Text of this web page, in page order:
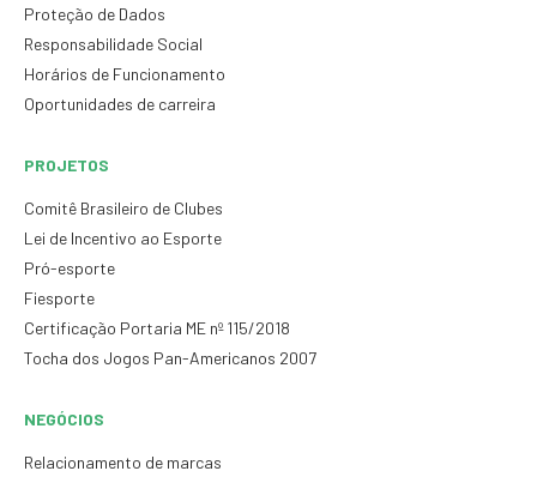
Proteção de Dados
Responsabilidade Social
Horários de Funcionamento
Oportunidades de carreira
PROJETOS
Comitê Brasileiro de Clubes
Lei de Incentivo ao Esporte
Pró-esporte
Fiesporte
Certificação Portaria ME nº 115/2018
Tocha dos Jogos Pan-Americanos 2007
NEGÓCIOS
Relacionamento de marcas